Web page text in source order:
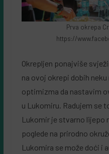
Prva okrepa
https://
Okrepljen ponajviše
na ovoj okrepi dobih
optimizma da nastavim
u Lukomiru. Radujem se
Lukomir je stvarno lijepo
poglede na prirodno
Lukomira se može doći i